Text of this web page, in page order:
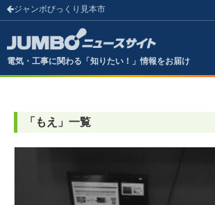
ジャンボびっくり見本市
電気・工事に関わる「知りたい！」情報をお届け
「 もえ 」 一覧